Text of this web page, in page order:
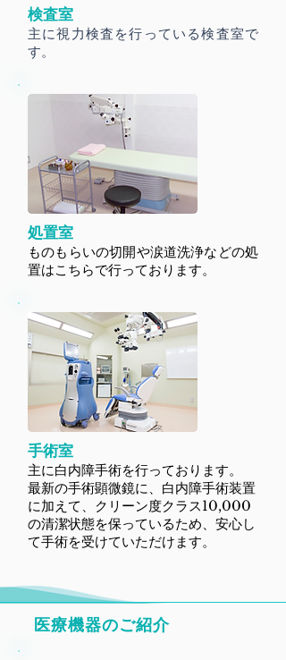
検査室
主に視力検査を行っている検査室で
す。
処置室
ものもらいの切開や涙道洗浄などの処
置はこちらで行っております。
手術室
主に白内障手術を行っております。
最新の手術顕微鏡に、白内障手術装置
に加えて、クリーン度クラス10,000
の清潔状態を保っているため、安心し
て手術を受けていただけます。
​医療機器のご紹介